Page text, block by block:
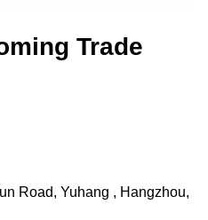
Trade
Road, Yuhang , Hangzhou,